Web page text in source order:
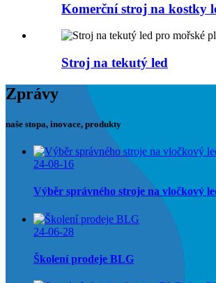
Komerční stroj na kostky
Stroj na tekutý led
Zprávy
naše stopa, inovace, produkty
24-08-16
Výběr správného stroje na vločkový
24-06-28
Školení prodeje BLG